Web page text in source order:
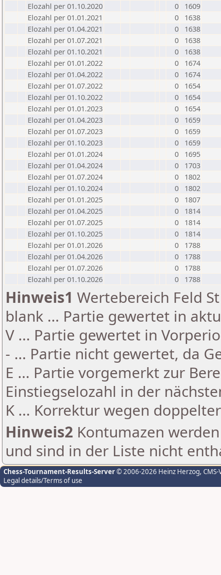
Elozahl per 01.10.2020
0
1609
Elozahl per 01.01.2021
0
1638
Elozahl per 01.04.2021
0
1638
Elozahl per 01.07.2021
0
1638
Elozahl per 01.10.2021
0
1638
Elozahl per 01.01.2022
0
1674
Elozahl per 01.04.2022
0
1674
Elozahl per 01.07.2022
0
1654
Elozahl per 01.10.2022
0
1654
Elozahl per 01.01.2023
0
1654
Elozahl per 01.04.2023
0
1659
Elozahl per 01.07.2023
0
1659
Elozahl per 01.10.2023
0
1659
Elozahl per 01.01.2024
0
1695
Elozahl per 01.04.2024
0
1703
Elozahl per 01.07.2024
0
1802
Elozahl per 01.10.2024
0
1802
Elozahl per 01.01.2025
0
1807
Elozahl per 01.04.2025
0
1814
Elozahl per 01.07.2025
0
1814
Elozahl per 01.10.2025
0
1814
Elozahl per 01.01.2026
0
1788
Elozahl per 01.04.2026
0
1788
Elozahl per 01.07.2026
0
1788
Elozahl per 01.10.2026
0 1788
Hinweis1 Wertebereich Feld
blank ... Partie gewertet in
V ... Partie gewertet in
- ... Partie nicht gewertet, da
E ... Partie vorgemerkt zur
Einstiegselozahl in der
K ... Korrektur wegen
Hinweis2 Kontumazen
und sind in der Liste nicht
Chess-Tournament-Results-Server© 2006-2026 Heinz Herzog,
Legal details/Terms of use